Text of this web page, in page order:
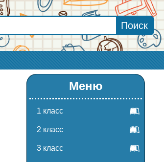
Меню
1 класс
2 класс
3 класс